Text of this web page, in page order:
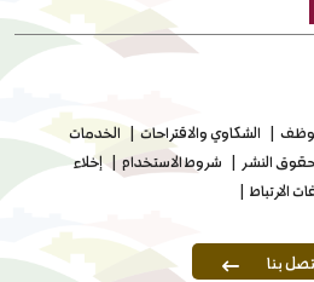
الشكاوي والاقتراحات
الخدمات
النشر شروط الاستخدام
إخلاء
الارتباط
بنا